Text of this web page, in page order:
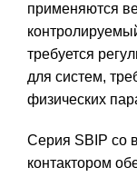
применяются
требуется
для систем,
физических
Серия SBIP со
контактором